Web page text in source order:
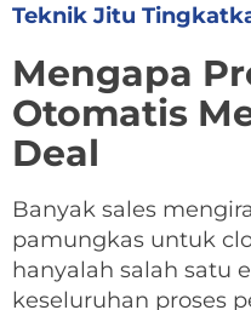
Teknik Jitu
Mengapa
Otomatis
Deal
Banyak sales
pamungkas untuk
hanyalah salah satu
keseluruhan proses